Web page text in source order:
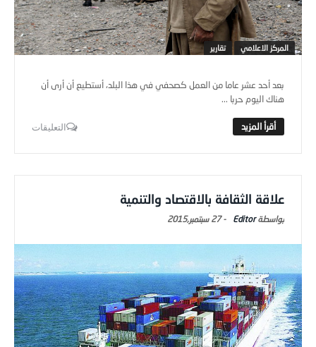
المركز الاعلامي تقارير
بعد أحد عشر عاما من العمل كصحفي في هذا البلد، أستطيع أن أرى أن
هناك اليوم حربا ...
التعليقات
علاقة الثقافة بالاقتصاد والتنمية
Editor
-27 سبتمبر,2015